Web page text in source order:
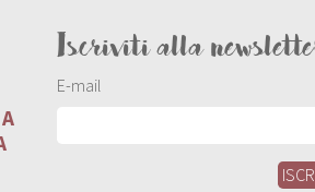
Iscriviti alla
E-mail